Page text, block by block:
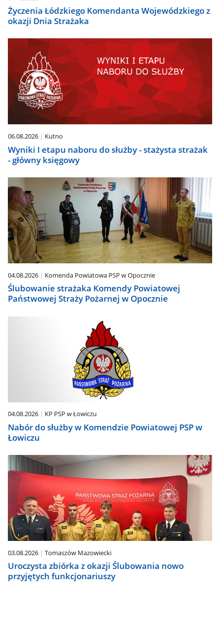
Życzenia Łódzkiego Komendanta Wojewódzkiego z
okazji Dnia Strażaka
06.08.2026 Kutno
Wyniki I etapu naboru do służby - stażysta strażak
- główny księgowy
04.08.2026 Komenda Powiatowa PSP w Opocznie
Ślubowanie strażaka Komendy Powiatowej
Państwowej Straży Pożarnej w Opocznie
04.08.2026 KP PSP w Łowiczu
Nabór do służby w Komendzie Powiatowej PSP w
Łowiczu
03.08.2026 Tomaszów Mazowiecki
Uroczysta zbiórka z okazji Ślubowania nowo
przyjętych funkcjonariuszy